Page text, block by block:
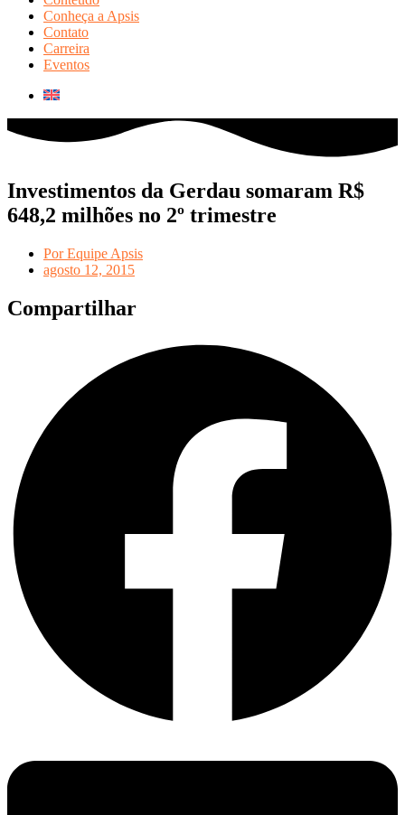
Conheça a Apsis
Contato
Carreira
Eventos
Investimentos da Gerdau somaram R$
648,2 milhões no 2º trimestre
PorEquipe Apsis
agosto 12, 2015
Compartilhar